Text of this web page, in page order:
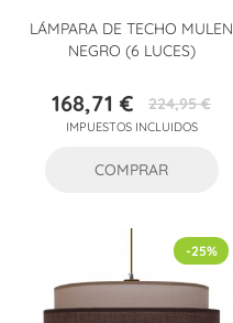
LÁMPARA DE TECHO MULEN
NEGRO (6 LUCES)
Precio
168,71 €Precio
base
224,95 €
IMPUESTOS INCLUIDOS
COMPRAR
-25%